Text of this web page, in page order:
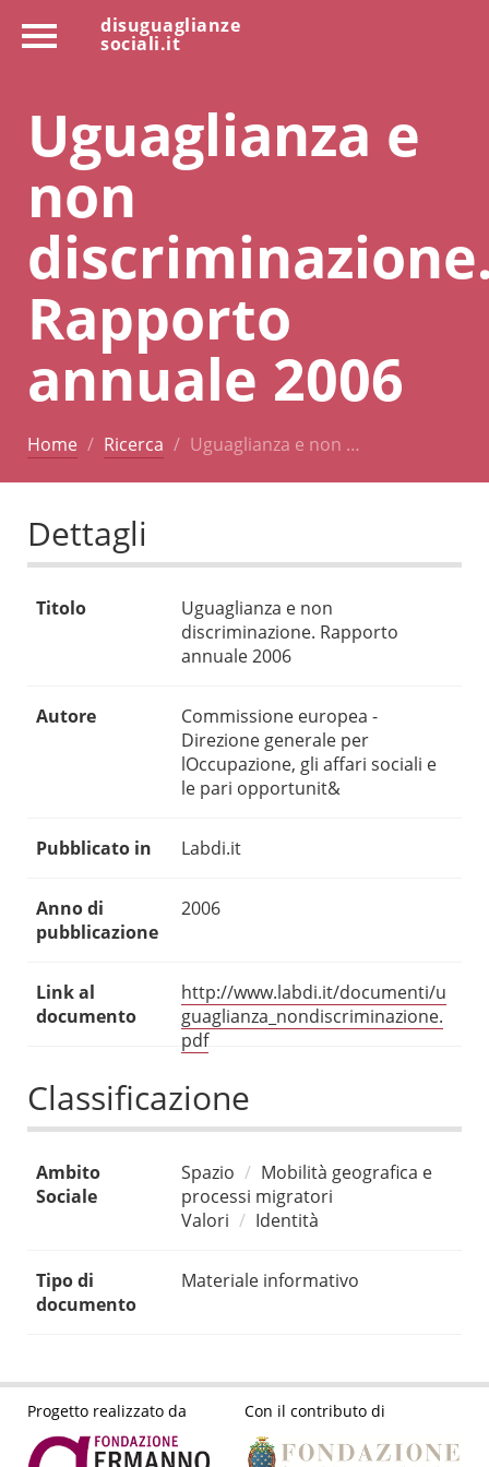
disuguaglianze
sociali.it
Uguaglianza e
non
Rapporto
annuale 2006
Home Ricerca Uguaglianza e non …
Dettagli
Titolo
Uguaglianza e non
discriminazione. Rapporto
annuale 2006
Autore
Commissione europea -
Direzione generale per
lOccupazione, gli affari sociali e
le pari opportunit&
Pubblicato in Labdi.it
Anno di
pubblicazione
2006
Link al
documento
http://www.labdi.it/documenti/u
guaglianza_nondiscriminazione.
pdf
Classificazione
Ambito
Sociale
Spazio
Mobilità geografica e
processi migratori
Valori
Identità
Tipo di
documento
Materiale informativo
Progetto realizzato da Con il contributo di